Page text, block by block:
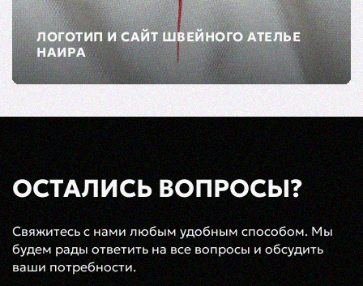
ЛОГОТИП И САЙТ ШВЕЙНОГО АТЕЛЬЕ
НАИРА
ОСТАЛИСЬ ВОПРОСЫ?
Свяжитесь с нами любым удобным способом. Мы
будем рады ответить на все вопросы и обсудить
ваши потребности.